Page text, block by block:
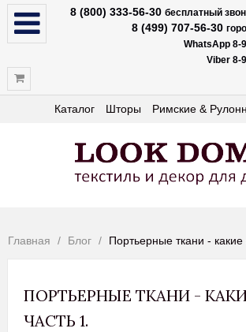
8 (800) 333-56-30 бесплатный
8 (499) 707-56-30
WhatsApp 8-
Viber 8-
Каталог Шторы Римские &
Главная Блог Портьерные ткани - какие
ПОРТЬЕРНЫЕ ТКАНИ -
ЧАСТЬ 1.